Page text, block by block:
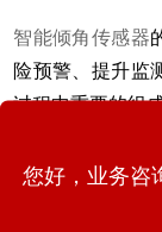
智能倾角传感器
险预警、提升监
过程中重要的组
您好，业务咨